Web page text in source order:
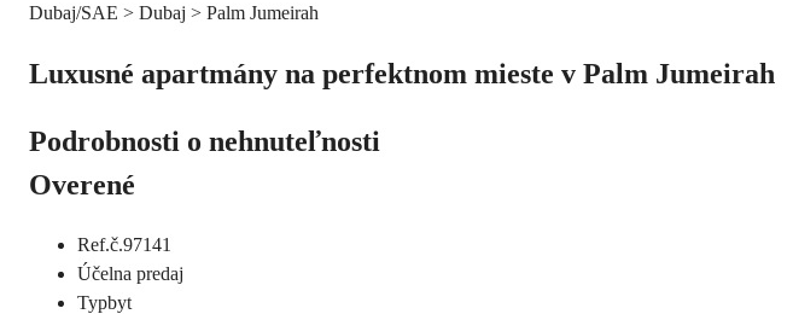
Dubaj/SAE > Dubaj > Palm Jumeirah
Luxusné apartmány na perfektnom mieste v Palm Jumeirah
Podrobnosti o nehnuteľnosti
Overené
Ref.č.97141
Účelna predaj
Typbyt